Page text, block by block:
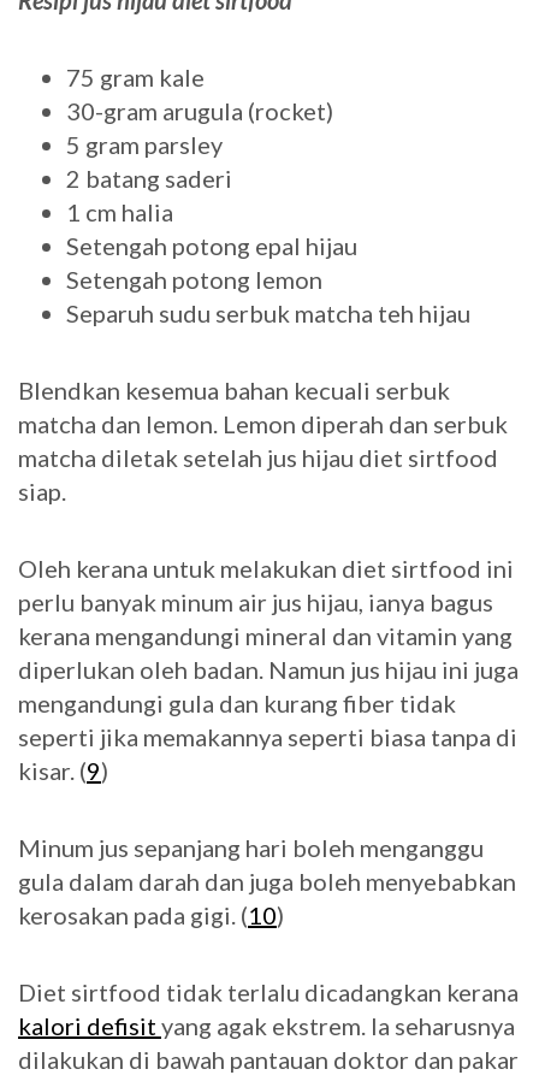
75 gram kale
30-gram arugula (rocket)
5 gram parsley
2 batang saderi
1 cm halia
Setengah potong epal hijau
Setengah potong lemon
Separuh sudu serbuk matcha teh hijau
Blendkan kesemua bahan kecuali serbuk
matcha dan lemon. Lemon diperah dan serbuk
matcha diletak setelah jus hijau diet sirtfood
siap.
Oleh kerana untuk melakukan diet sirtfood ini
perlu banyak minum air jus hijau, ianya bagus
kerana mengandungi mineral dan vitamin yang
diperlukan oleh badan. Namun jus hijau ini juga
mengandungi gula dan kurang fiber tidak
seperti jika memakannya seperti biasa tanpa di
kisar. (9)
Minum jus sepanjang hari boleh menganggu
gula dalam darah dan juga boleh menyebabkan
kerosakan pada gigi. (10)
Diet sirtfood tidak terlalu dicadangkan kerana
kalori defisit yang agak ekstrem. Ia seharusnya
dilakukan di bawah pantauan doktor dan pakar